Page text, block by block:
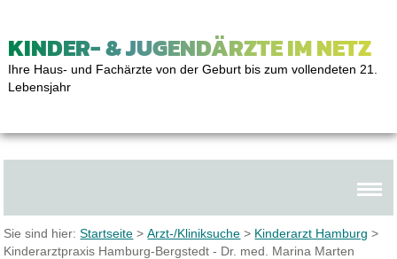
KINDER- & JUGENDÄRZTE IM NETZ
Ihre Haus- und Fachärzte von der Geburt bis zum vollendeten 21.
Lebensjahr
Sie sind hier:Startseite >Arzt-/Kliniksuche > Kinderarzt Hamburg >
Kinderarztpraxis Hamburg-Bergstedt - Dr. med. Marina Marten